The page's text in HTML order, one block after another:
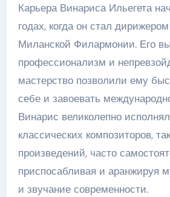
Карьера Винариса Ильегета
годах, когда он стал
Миланской Филармонии. Его
профессионализм и
мастерство позволили ему
себе и завоевать
Винарис великолепно
классических композиторов,
произведений, часто
приспосабливая и аранжируя
и звучание современности.